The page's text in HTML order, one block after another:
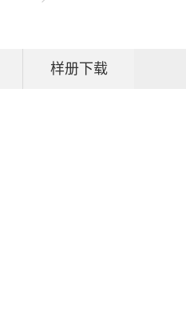
样册下载